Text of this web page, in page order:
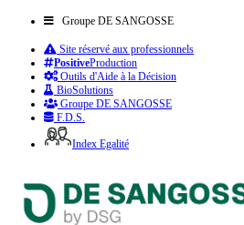
Groupe DE SANGOSSE
Site réservé aux professionnels
PositiveProduction
Outils d'Aide à la Décision
BioSolutions
Groupe DE SANGOSSE
F.D.S.
Index Egalité